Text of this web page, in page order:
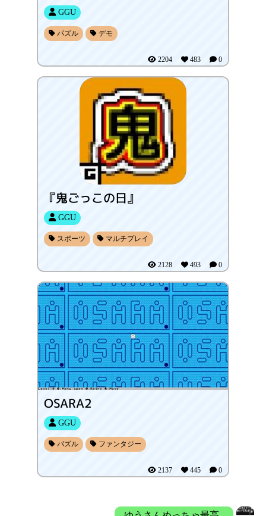
GGU
パズル デモ
2204 483 0
『鬼ごっこの日』
GGU
スポーツ マルチプレイ
2128 493 0
OSARA2
GGU
パズル ファンタジー
2137 445 0